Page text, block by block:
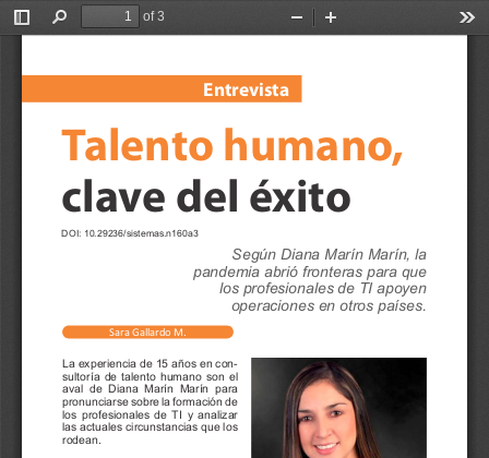
Toggle
Find
of 3
Zoom
Entrevista
La experiencia de 15 años en con-
sultoría de talento humano son el
aval
de Diana Marín Marín
para
pronunciarse sobre la formación de
los profesionales de TI y analizar
las actuales circunstancias que los
rodean.
Según Diana Marín Marín, la
pandemia abrió fronteras para que
los profesionales de TI apoyen
operaciones en otros países.
DOI: 10.29236/sistemas.n160a3
Sara Gallardo M.
Talento humano,
clave del éxito